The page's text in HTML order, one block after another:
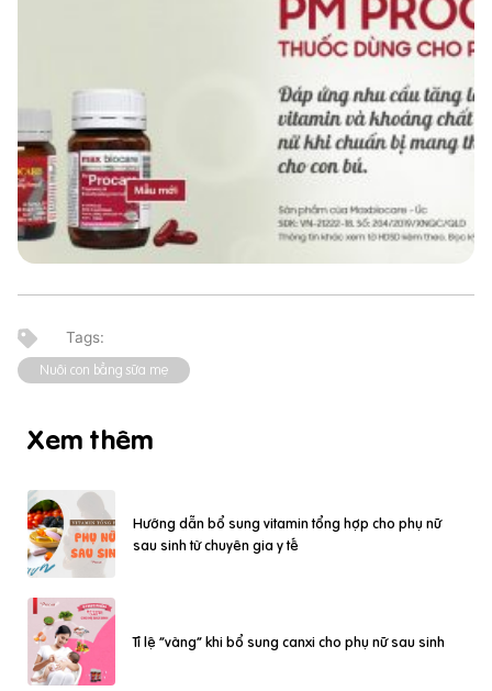
Nuôi con bằng sữa mẹ
Xem thêm
Hướng dẫn bổ sung vitamin tổng hợp cho phụ nữ
sau sinh từ chuyên gia y tế
Tỉ lệ “vàng” khi bổ sung canxi cho phụ nữ sau sinh